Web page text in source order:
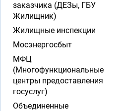
заказчика (ДЕЗы, ГБУ
Жилищник)
Жилищные инспекции
Мосэнергосбыт
МФЦ
(Многофункциональные
центры предоставления
госуслуг)
Объединенные